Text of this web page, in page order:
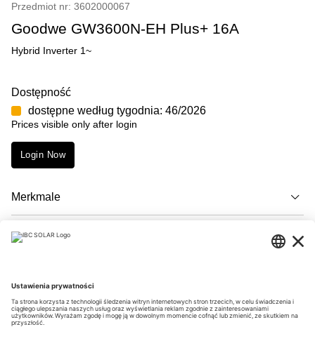
Przedmiot nr: 3602000067
Goodwe GW3600N-EH Plus+ 16A
Hybrid Inverter 1~
Dostępność
dostępne według tygodnia: 46/2026
Prices visible only after login
Login Now
Merkmale
Opis
Downloads